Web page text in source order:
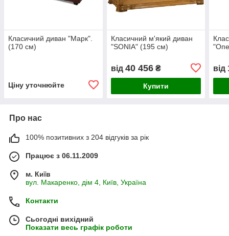
Класичний диван "Марк".
(170 см)
Ціну уточнюйте
Класичний м'який диван
"SONIA" (195 см)
від 40 456₴
Купити
від
Про нас
100% позитивних з 204 відгуків за рік
Працює з 06.11.2009
м. Київ
вул. Макаренко, дім 4, Київ, Україна
Контакти
Сьогодні вихідний
Показати весь графік роботи